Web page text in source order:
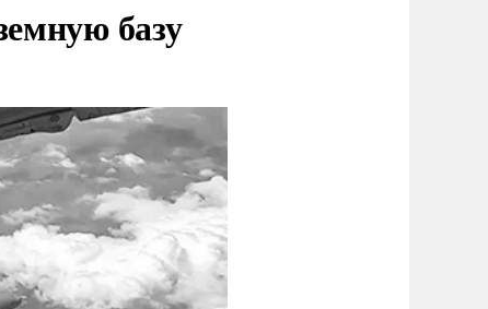
базу